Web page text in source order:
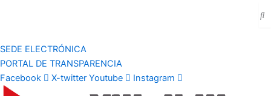
SEDE ELECTRÓNICA
PORTAL DE TRANSPARENCIA
Facebook
X-twitter Youtube Instagram